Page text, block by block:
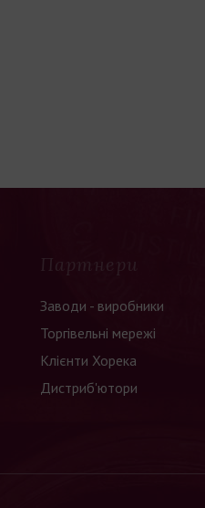
Партнери
Заводи - виробники
Торгівельні мережі
Клієнти Хорека
Дистриб'ютори